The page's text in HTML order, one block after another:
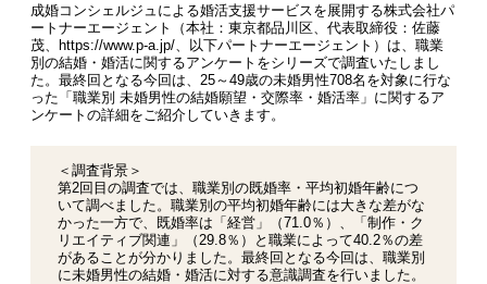
成婚コンシェルジュによる婚活支援サービスを展開する株式会社パ
ートナーエージェント（本社：東京都品川区、代表取締役：佐藤
茂、https://www.p-a.jp/、以下パートナーエージェント）は、職業
別の結婚・婚活に関するアンケートをシリーズで調査いたしまし
た。最終回となる今回は、25～49歳の未婚男性708名を対象に行な
った「職業別 未婚男性の結婚願望・交際率・婚活率」に関するア
ンケートの詳細をご紹介していきます。
＜調査背景＞
第2回目の調査では、職業別の既婚率・平均初婚年齢につ
いて調べました。職業別の平均初婚年齢には大きな差がな
かった一方で、既婚率は「経営」（71.0％）、「制作・ク
リエイティブ関連」（29.8％）と職業によって40.2％の差
があることが分かりました。最終回となる今回は、職業別
に未婚男性の結婚・婚活に対する意識調査を行いました。